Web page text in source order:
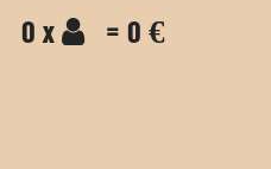
0 x = 0 €